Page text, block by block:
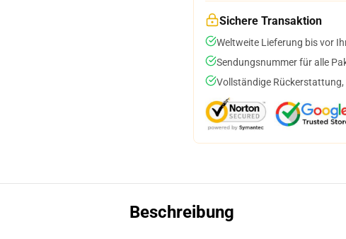
Sichere Transaktion
Weltweite Lieferung bis vor
Sendungsnummer für alle
Vollständige
Beschreibung